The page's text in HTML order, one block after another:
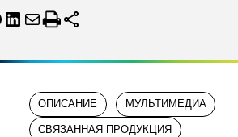
ОПИСАНИЕ МУЛЬТИМЕДИА
СВЯЗАННАЯ ПРОДУКЦИЯ